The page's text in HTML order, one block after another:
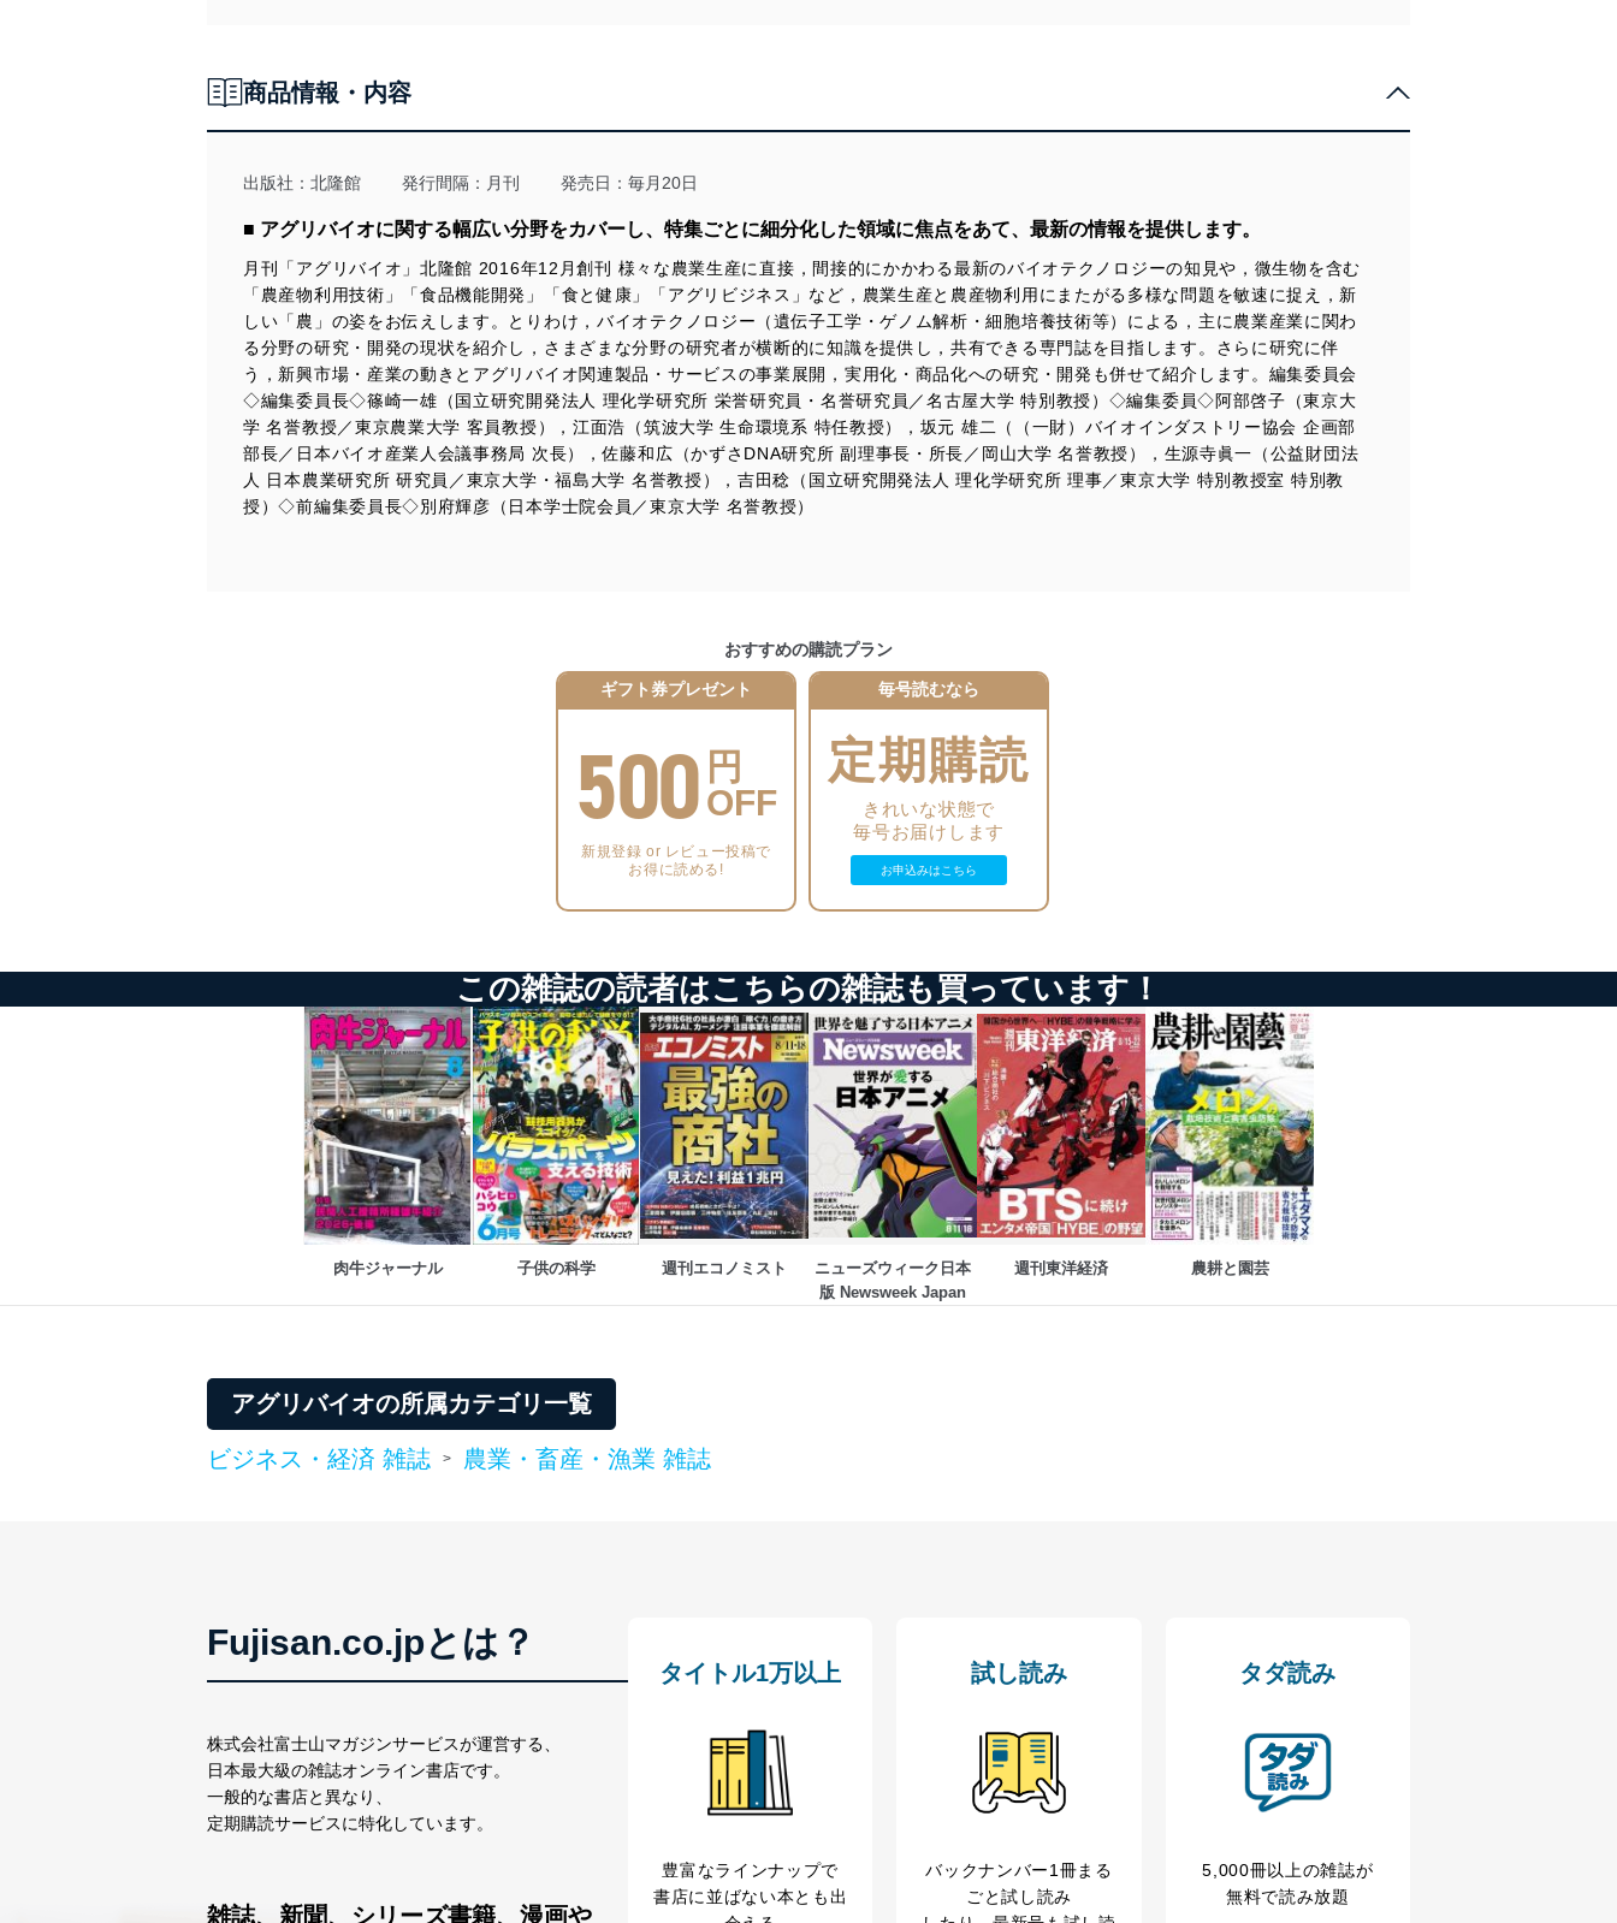
法令遵守
令及びその他の規範を常に適合させます。
個人情報の安全管理措置
当社は、個人情報の正確性及び安全性を確保するために、下記セキュリティ対策をはじめとする安全対策を実施し、個人情報の
漏えい、滅失またはき損の防止及び是正に努めます。
アクセス制御
個人データを取り扱うことのできる機器及び当該機器を取り扱う従業者を明確化し、 個人データへの不要なアクセスを防止
しています。
アクセス者の識別と認証
機器に標準装備されているユーザー制御機能（ユーザーアカウント制御）により、個人情報データベース等を取り扱う情報
システムを使用する従業者を識別・認証しています。
メール等により個人データの含まれるファイルを送信する場合に、当該ファイルへのパスワードを設定しています。
当社は、内部監査及びマネジメントレビューの機会を通じて、個人情報保護マネジメントシステムを継続的に改善し、常に最良
貴殿の個人情報及び当社の個人情報保護マネジメントシステムに関するご相談及び苦情については以下までご連絡ください。
株式会社富士山マガジンサービス 個人情報問い合わせ係
TEL：0570-200-223
FAX：03-5459-7073
e-mail：cs@fujisan.co.jp
改訂：2025年2月20日
制定：2005年4月1日
株式会社富士山マガジンサービス
代表取締役会長 西野 伸一郎
個人情報の取扱いについて
１．個人情報保護管理者
当社は以下の個人情報保護管理者を設置し、個人情報保護管理者の責任のもと、個人情報を取得・アクセス・利用・提供・管理
東京都渋谷区南平台町16-11
株式会社富士山マガジンサービス
代表取締役会長 西野 伸一郎
個人情報保護管理者: 経営管理グループディレクター 前田 嘉也
1
当社の定期購読サービス等をご利用の方の個
ｅメール等による商品、サービス、キャンペーン等の広告の案内のため
個人が特定できない形で取得した閲覧履歴や購買履歴等の情報を分析して、趣
応じた新商品・サービスに関する広告のため
2 当社にお問合わせいただいた方の個人情報 お問い合わせ対応、トラブル対処、オペレーター教育など応対品質向上のため
3 当社カスタマーQ＆Aサービス利用者
カスタマーQ＆Aサイトの投稿内容の確認のため
ｅメール等によるカスタマーQ＆Aサイトのサービス内容のご案内のため
採用選考、ご連絡のため
当社の従業者の個人情報
人事、総務などの雇用管理等のため
商品情報・内容
出版社： 北隆館 発行間隔：月刊 発売日：毎月20日
■ アグリバイオに関する幅広い分野をカバーし、特集ごとに細分化した領域に焦点をあて、最新の情報を提供します。
月刊「アグリバイオ」北隆館 2016年12月創刊 様々な農業生産に直接，間接的にかかわる最新のバイオテクノロジーの知見や，微生物を含む
「農産物利用技術」「食品機能開発」「食と健康」「アグリビジネス」など，農業生産と農産物利用にまたがる多様な問題を敏速に捉え，新
しい「農」の姿をお伝えします。とりわけ，バイオテクノロジー（遺伝子工学・ゲノム解析・細胞培養技術等）による，主に農業産業に関わ
る分野の研究・開発の現状を紹介し，さまざまな分野の研究者が横断的に知識を提供し，共有できる専門誌を目指します。さらに研究に伴
う，新興市場・産業の動きとアグリバイオ関連製品・サービスの事業展開，実用化・商品化への研究・開発も併せて紹介します。編集委員会
◇編集委員長◇篠崎一雄（国立研究開発法人 理化学研究所 栄誉研究員・名誉研究員／名古屋大学 特別教授）◇編集委員◇阿部啓子（東京大
学 名誉教授／東京農業大学 客員教授），江面浩（筑波大学 生命環境系 特任教授），坂元 雄二（（一財）バイオインダストリー協会 企画部
部長／日本バイオ産業人会議事務局 次長），佐藤和広（かずさDNA研究所 副理事長・所長／岡山大学 名誉教授），生源寺眞一（公益財団法
人 日本農業研究所 研究員／東京大学・福島大学 名誉教授），吉田稔（国立研究開発法人 理化学研究所 理事／東京大学 特別教授室 特別教
授）◇前編集委員長◇別府輝彦（日本学士院会員／東京大学 名誉教授）
おすすめの購読プラン
ギフト券プレゼント
500 円
OFF
新規登録 or レビュー投稿で
お得に読める!
毎号読むなら
定期購読
きれいな状態で
毎号お届けします
お申込みはこちら
この雑誌の読者はこちらの雑誌も買っています！
肉牛ジャーナル 子供の科学 週刊エコノミスト
ニューズウィーク日本
版 Newsweek Japan
週刊東洋経済 農耕と園芸
アグリバイオの所属カテゴリ一覧
ビジネス・経済 雑誌 > 農業・畜産・漁業 雑誌
Fujisan.co.jpとは？
株式会社富士山マガジンサービスが運営する、
日本最大級の雑誌オンライン書店です。
一般的な書店と異なり、
定期購読サービスに特化しています。
雑誌、新聞、シリーズ書籍、漫画や
タイトル1万以上
豊富なラインナップで
書店に並ばない本とも出
試し読み
バックナンバー1冊まる
ごと試し読み
タダ読み
5,000冊以上の雑誌が
無料で読み放題